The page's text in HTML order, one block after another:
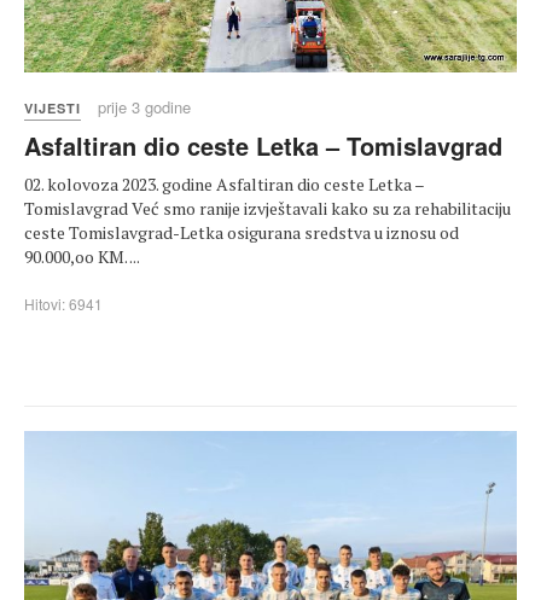
VIJESTI prije 3 godine
Asfaltiran dio ceste Letka – Tomislavgrad
02. kolovoza 2023. godine Asfaltiran dio ceste Letka –
Tomislavgrad Već smo ranije izvještavali kako su za rehabilitaciju
ceste Tomislavgrad-Letka osigurana sredstva u iznosu od
90.000,oo KM. ...
Hitovi: 6941